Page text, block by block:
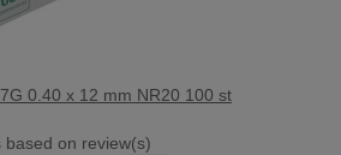
0.40 x 12 mm NR20 100 st
based on review(s)